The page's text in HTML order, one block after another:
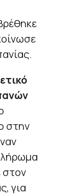
στην
στον
για